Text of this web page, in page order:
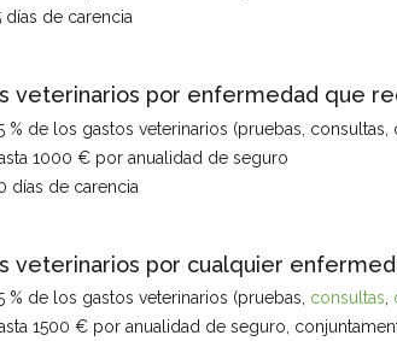
días de carencia
veterinarios por enfermedad que
% de los gastos veterinarios (pruebas,
1000 € por anualidad de seguro
días de carencia
veterinarios por cualquier
% de los gastos veterinarios (pruebas, consultas
1500 € por anualidad de seguro,